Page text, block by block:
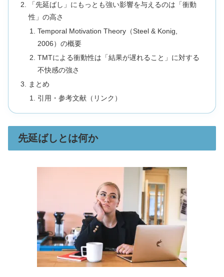
「先延ばし」にもっとも強い影響を与えるのは「衝動
性」の高さ
Temporal Motivation Theory（Steel & Konig,
2006）の概要
TMTによる衝動性は「結果が遅れること」に対する
不快感の強さ
まとめ
引用・参考文献（リンク）
先延ばしとは何か